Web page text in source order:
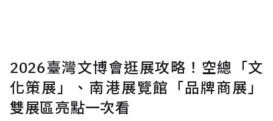
2026臺灣文博會逛展攻略！空總「文
化策展」、南港展覽館「品牌商展」
雙展區亮點一次看